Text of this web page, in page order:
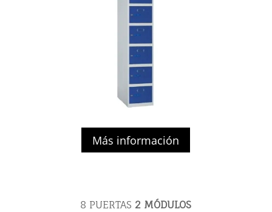
Más información
8 PUERTAS 2 MÓDULOS